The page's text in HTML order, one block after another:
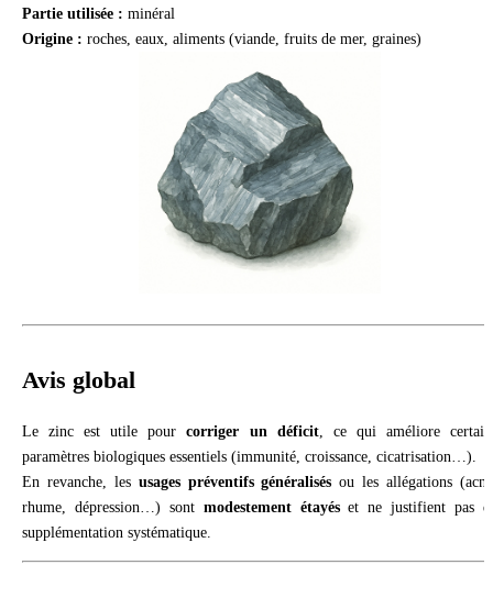
Partie utilisée : minéral
Origine : roches, eaux, aliments (viande, fruits de mer, graines)
Avis global
Le zinc est utile pourcorriger un déficit, ce qui améliore
paramètres biologiques essentiels (immunité, croissance, cicatrisation…).
En revanche, les usages préventifs généralisés ou les allégations
rhume, dépression…) sont modestement étayéset ne justifient pas
supplémentation systématique.